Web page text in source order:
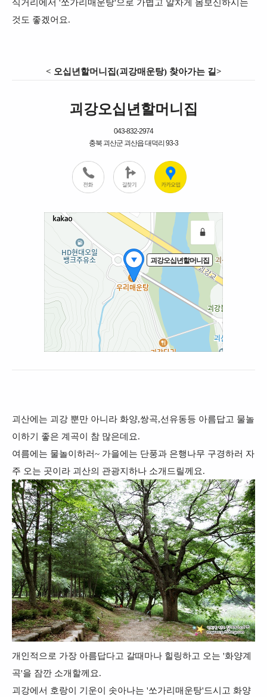
식거리에서 '쏘가리매운탕'으로 가볍고 알차게 몸보신하시는
것도 좋겠어요.
< 오십년할머니집(괴강매운탕) 찾아가는 길>
괴산에는 괴강 뿐만 아니라 화양,쌍곡,선유동등 아름답고 물놀
이하기 좋은 계곡이 참 많은데요.
여름에는 물놀이하러~ 가을에는 단풍과 은행나무 구경하러 자
주 오는 곳이라 괴산의 관광지하나 소개드릴께요.
개인적으로 가장 아름답다고 갈때마나 힐링하고 오는 '화양계
곡'을 잠깐 소개할께요.
괴강에서 호랑이 기운이 솟아나는 '쏘가리매운탕'드시고 화양